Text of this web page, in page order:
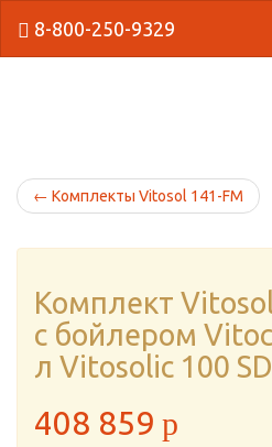
8-800-250-9329
← Комплекты Vitosol 141-FM
Комплект
с бойлером
л Vitosolic 100
408 859 p